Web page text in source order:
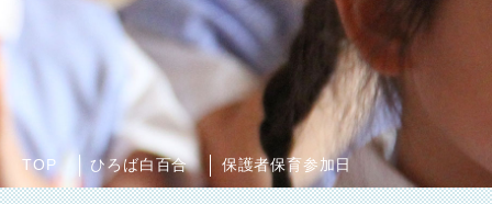
TOP ひろば白百合 保護者保育参加日